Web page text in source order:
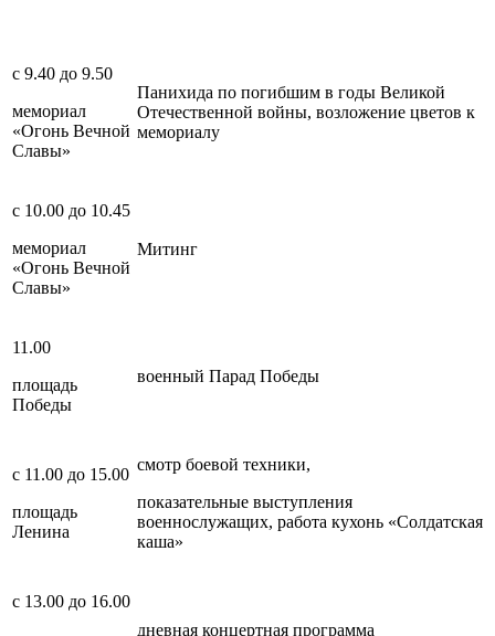
с 9.40 до 9.50
мемориал
«Огонь Вечной
Славы»
Панихида по погибшим в годы Великой
Отечественной войны, возложение цветов к
мемориалу
с 10.00 до 10.45
мемориал
«Огонь Вечной
Славы»
Митинг
11.00
площадь
Победы
военный Парад Победы
с 11.00 до 15.00
площадь
Ленина
смотр боевой техники,
показательные выступления
военнослужащих, работа кухонь «Солдатская
каша»
с 13.00 до 16.00
дневная концертная программа